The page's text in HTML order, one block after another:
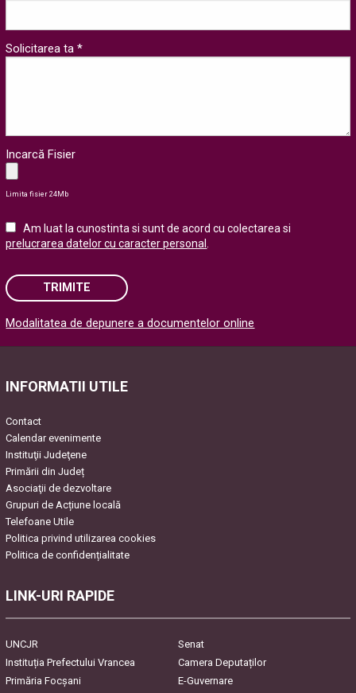
Solicitarea ta *
Incarcă Fisier
Limita fisier 24Mb
Am luat la cunostinta si sunt de acord cu colectarea si
prelucrarea datelor cu caracter personal
TRIMITE
Please leave this field empty.
Modalitatea de depunere a documentelor online
INFORMATII UTILE
Contact
Calendar evenimente
Instituţii Judeţene
Primării din Județ
Asociaţii de dezvoltare
Grupuri de Acțiune locală
Telefoane Utile
Politica privind utilizarea cookies
Politica de confidențialitate
LINK-URI RAPIDE
UNCJR
Senat
Instituția Prefectului Vrancea
Camera Deputaților
Primăria Focşani
E-Guvernare